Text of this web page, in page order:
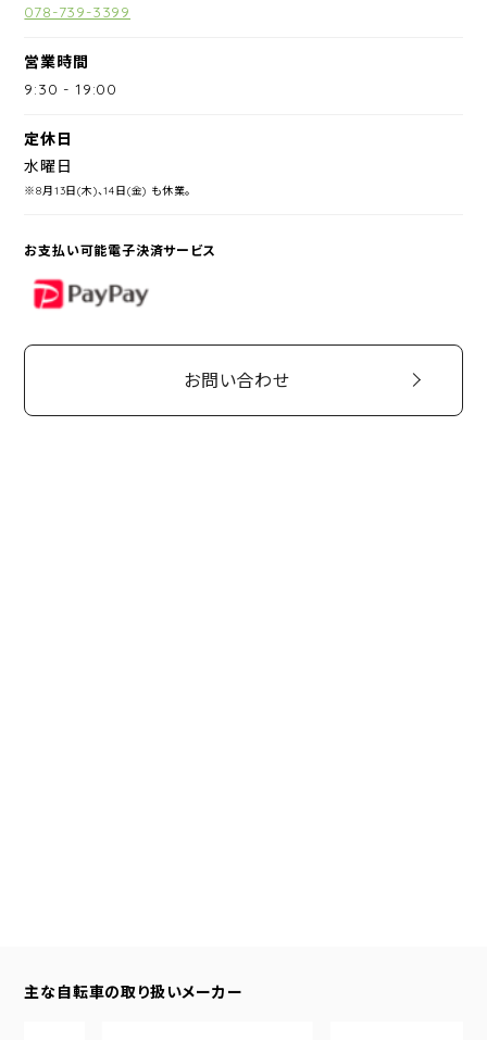
078-739-3399
営業時間
9:30 -19:00
定休日
水曜日
※8月13日(木)、14日(金) も休業。
お支払い可能電子決済サービス
PayPay
お問い合わせ
主な自転車の取り扱いメーカー